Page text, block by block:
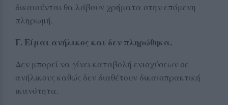
δικαιούνται θα λάβουν χρήματα στην επόμενη
πληρωμή.
Γ. Είμαι ανήλικος και δεν πληρώθηκα.
Δεν μπορεί να γίνει καταβολή ενισχύσεων σε
ανήλικους καθώς δεν διαθέτουν δικαιοπρακτική
ικανότητα.